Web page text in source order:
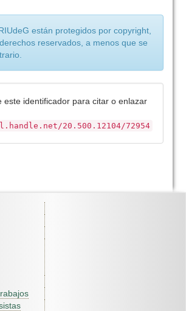
están protegidos por copyright,
reservados, a menos que se
este identificador para citar o enlazar
20.500.12104/72954